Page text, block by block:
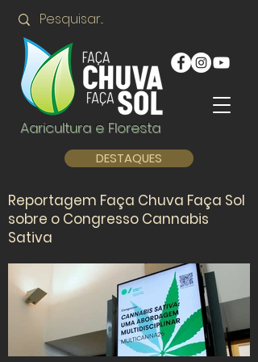
Agricultura e Floresta
DESTAQUES
Reportagem Faça Chuva Faça Sol
sobre o Congresso Cannabis
Sativa